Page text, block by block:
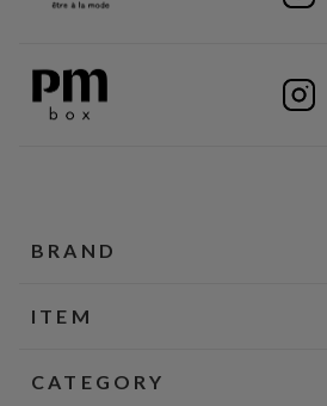
BRAND
ITEM
CATEGORY